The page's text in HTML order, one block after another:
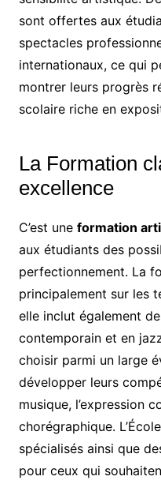
sont offertes aux
spectacles
internationaux, ce qui
montrer leurs progrès
scolaire riche en
La Formation
excellence
C’est une formation
aux étudiants des
perfectionnement. La
principalement sur les
elle inclut également
contemporain et en
choisir parmi un large
développer leurs
musique, l’expression
chorégraphique.
spécialisés ainsi que
pour ceux qui